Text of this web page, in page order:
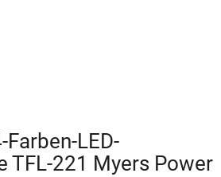
LED-
TFL-221 Myers Power